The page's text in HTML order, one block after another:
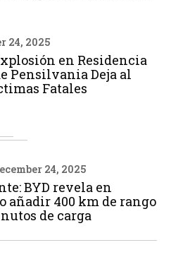
24, 2025
en Residencia
Pensilvania Deja al
Fatales
24, 2025
BYD revela en
añadir 400 km de rango
de carga